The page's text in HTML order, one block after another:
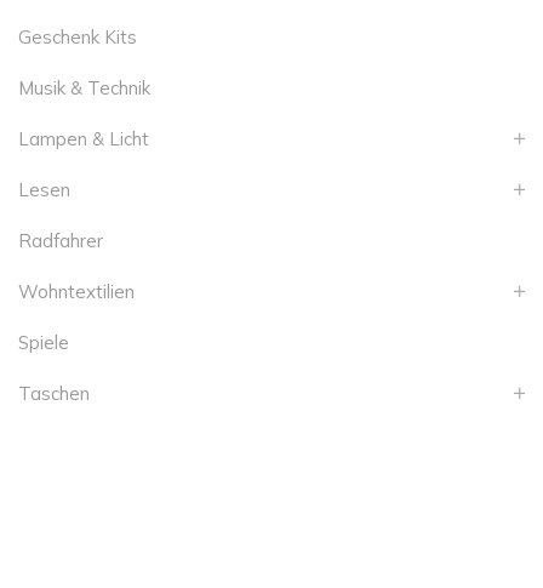
Geschenk Kits
Musik & Technik
Lampen & Licht
Lesen
Radfahrer
Wohntextilien
Spiele
Taschen